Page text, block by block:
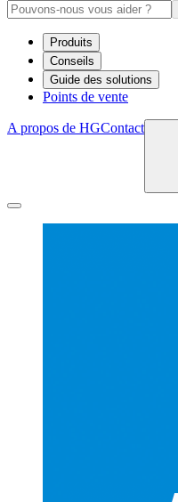
Produits
Conseils
Guide des solutions
Points de vente
A propos de HGContact